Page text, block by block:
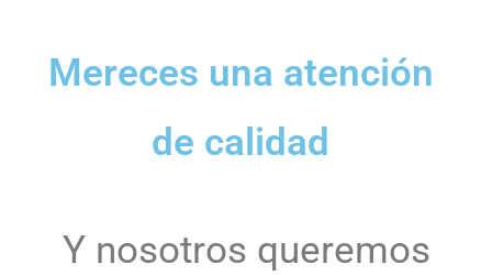
Mereces una atención
de calidad
Y nosotros queremos